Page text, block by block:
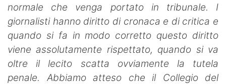
normale che venga portato in tribunale. I
giornalisti hanno diritto di cronaca e di critica e
quando si fa in modo corretto questo diritto
viene assolutamente rispettato, quando si va
oltre il lecito scatta ovviamente la tutela
penale. Abbiamo atteso che il Collegio del